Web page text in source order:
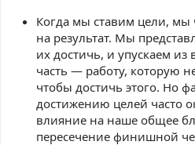
Когда мы ставим цели, мы
на результат. Мы
их достичь, и упускаем
часть — работу, которую
чтобы достичь этого. Но
достижению целей часто
влияние на наше общее
пересечение финишной